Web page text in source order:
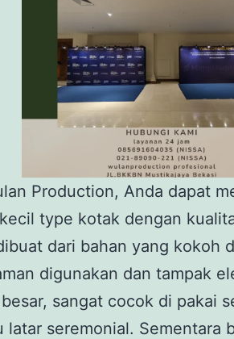
Production, Anda dapat
type kotak dengan
dari bahan yang kokoh
digunakan dan tampak
sangat cocok di pakai
latar seremonial. Sementara